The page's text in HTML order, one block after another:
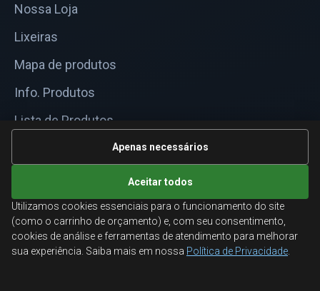
Nossa Loja
Lixeiras
Mapa de produtos
Info. Produtos
Lista de Produtos
Informações Técnicas
ATENDIMENTO
Orçamentos corporativos, condições para empresas
e suporte especializado.
Apenas necessários
Aceitar todos
Utilizamos cookies essenciais para o funcionamento do site
(como o carrinho de orçamento) e, com seu consentimento,
cookies de análise e ferramentas de atendimento para melhorar
sua experiência. Saiba mais em nossa Política de Privacidade